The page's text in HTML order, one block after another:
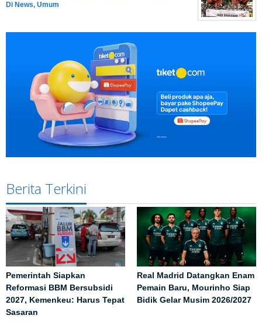
Di News, Umum
Berita Terkini
Pemerintah Siapkan
Reformasi BBM Bersubsidi
2027, Kemenkeu: Harus Tepat
Sasaran
Real Madrid Datangkan Enam
Pemain Baru, Mourinho Siap
Bidik Gelar Musim 2026/2027